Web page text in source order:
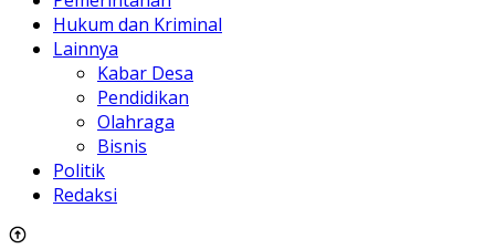
Hukum dan Kriminal
Lainnya
Kabar Desa
Pendidikan
Olahraga
Bisnis
Politik
Redaksi